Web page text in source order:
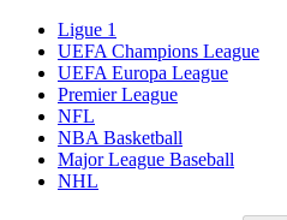
Ligue 1
UEFA Champions League
UEFA Europa League
Premier League
NFL
NBA Basketball
Major League Baseball
NHL